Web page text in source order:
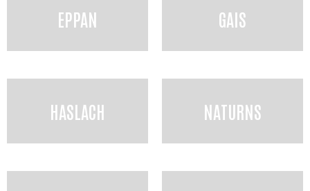
EPPAN GAIS
HASLACH NATURNS